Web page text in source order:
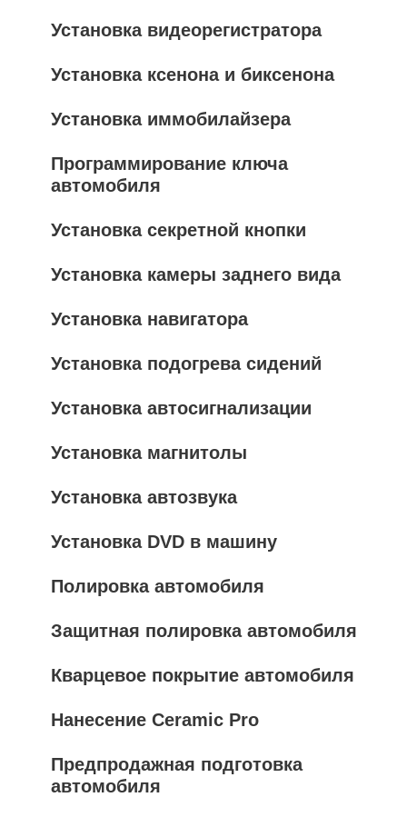
Установка видеорегистратора
Установка ксенона и биксенона
Установка иммобилайзера
Программирование ключа
автомобиля
Установка секретной кнопки
Установка камеры заднего вида
Установка навигатора
Установка подогрева сидений
Установка автосигнализации
Установка магнитолы
Установка автозвука
Установка DVD в машину
Полировка автомобиля
Защитная полировка автомобиля
Кварцевое покрытие автомобиля
Нанесение Ceramic Pro
Предпродажная подготовка
автомобиля